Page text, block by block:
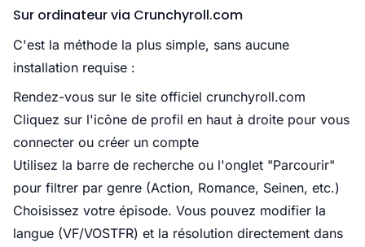
Sur ordinateur via Crunchyroll.com
C'est la méthode la plus simple, sans aucune
installation requise :
Rendez-vous sur le site officiel crunchyroll.com
Cliquez sur l'icône de profil en haut à droite pour vous
connecter ou créer un compte
Utilisez la barre de recherche ou l'onglet "Parcourir"
pour filtrer par genre (Action, Romance, Seinen, etc.)
Choisissez votre épisode. Vous pouvez modifier la
langue (VF/VOSTFR) et la résolution directement dans